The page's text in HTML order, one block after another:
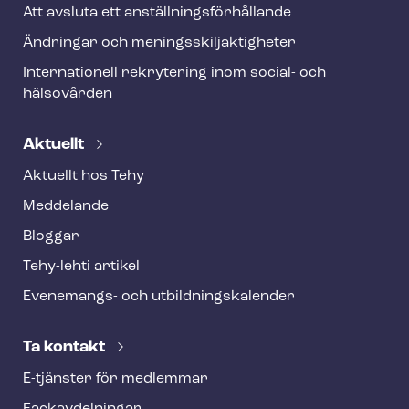
Att avsluta ett an­ställ­nings­för­hål­lan­de
Ändringar och me­nings­skilj­ak­tig­he­ter
Internationell rekrytering inom social- och
hälsovården
Aktuellt
Aktuellt hos Tehy
Meddelande
Bloggar
Tehy-lehti artikel
Evenemangs- och ut­bild­nings­ka­len­der
Ta kontakt
E-tjänster för medlemmar